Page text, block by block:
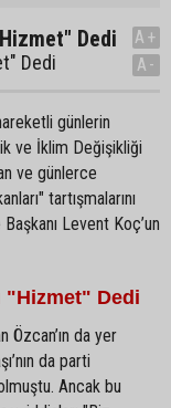
Dedi
Dedi
A+
A-
günlerin
ve İklim Değişikliği
ve günlerce
tartışmalarını
Levent Koç’un
"Hizmet" Dedi
Özcan’ın da yer
da parti
Ancak bu